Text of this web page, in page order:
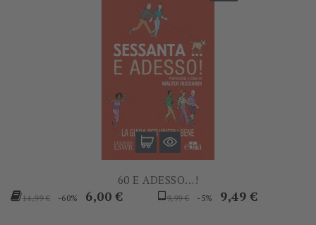
60 E ADESSO…!
Prezzo
14,99 € -60% Prezzo
6,00 €
Prezzo
9,99 € -5% Prezzo
9,49 €